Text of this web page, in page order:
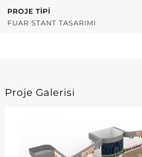
PROJE TIPI
FUAR STANT TASARIMI
Proje Galerisi